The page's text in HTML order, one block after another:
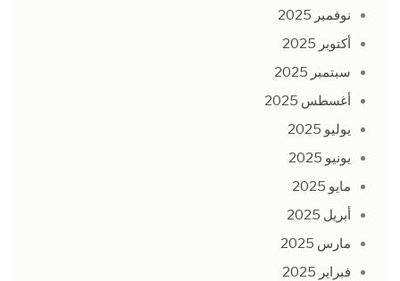
نوفمبر 2025
أكتوبر 2025
سبتمبر 2025
أغسطس 2025
يوليو 2025
يونيو 2025
مايو 2025
أبريل 2025
مارس 2025
فبراير 2025